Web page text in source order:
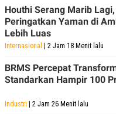
Houthi Serang Marib Lagi,
Peringatkan Yaman di
Lebih Luas
Internasional | 2 Jam 18 Menit lalu
BRMS Percepat
Standarkan Hampir 100
Industri | 2 Jam 26 Menit lalu